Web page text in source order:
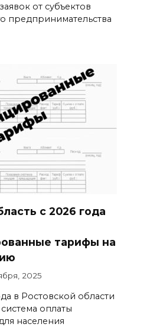
от субъектов
предпринимательства
с 2026 года
тарифы на
2025
в Ростовской области
оплаты
населения